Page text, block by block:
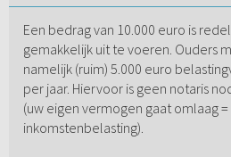
Een bedrag van 10.000 euro is
gemakkelijk uit te voeren. Ouders
namelijk (ruim) 5.000 euro
per jaar. Hiervoor is geen notaris
(uw eigen vermogen gaat omlaag
inkomstenbelasting).